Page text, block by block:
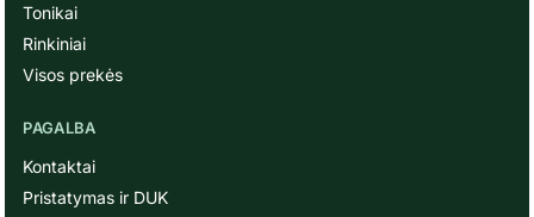
Tonikai
Rinkiniai
Visos prekės
PAGALBA
Kontaktai
Pristatymas ir DUK